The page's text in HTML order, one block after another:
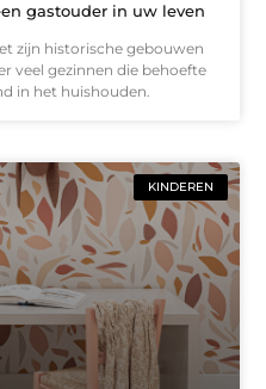
gastouder in uw leven
zijn historische gebouwen
veel gezinnen die behoefte
in het huishouden.
KINDEREN